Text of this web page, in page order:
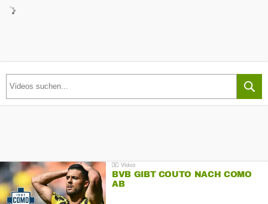
BVB GIBT COUTO NACH COMO
AB